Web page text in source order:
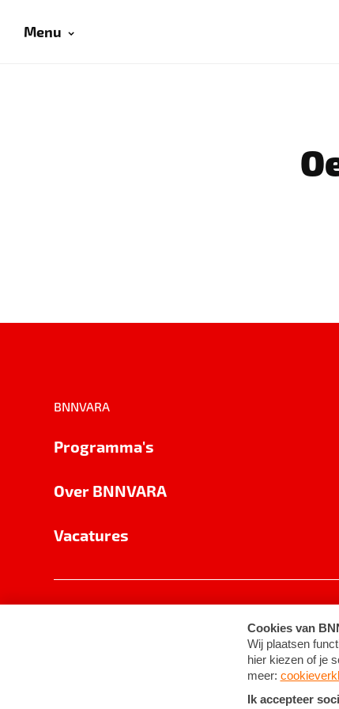
Menu
BNNVARA
Programma's
Over BNNVARA
Vacatures
Cookie-instellingen